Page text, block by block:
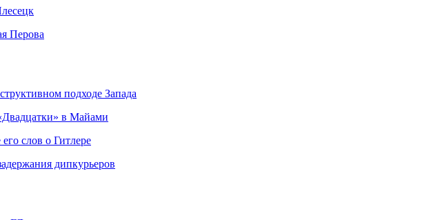
Перова
подходе Запада
в Майами
слов о Гитлере
дипкурьеров